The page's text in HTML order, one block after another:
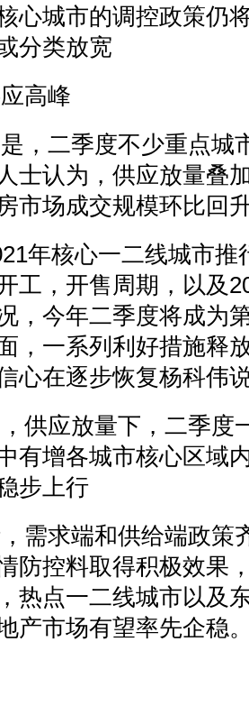
心城市的调控政策仍
分类放宽
高峰
，二季度不少重点城
士认为，供应放量叠
市场成交规模环比回
年核心一二线城市推
工，开售周期，以及
，今年二季度将成为
，一系列利好措施释
心在逐步恢复杨科伟
供应放量下，二季度
有增各城市核心区域
步上行
需求端和供给端政策
防控料取得积极效果
热点一二线城市以及
产市场有望率先企稳